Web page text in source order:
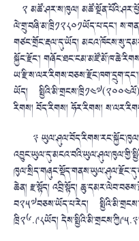
༢ མཚོ་ཤར་ས་ཁུལ།
ལེ་གྲུ་བཞི་མ་ཁྲི༡༢༨༠༡ཡོད་པ་དང་།
གཙང་གྲོང་རྡལ་དུ་ཡོད།
སྐྱོང་རྫོང་།
ཡོད།
རིགས། བོད་རིགས། ཧོར་རིགས།
༣ ཡུལ་ཤུལ་བོད་རིགས་རང་སྐྱོང་ཁུལ།
ཆེན། རྫ་སྟོད། འབྲི་སྟོད།
བ༢༥༧བཅས་ཡོད་པ་རེད།
ཁྲི༢༦.༩༨ཡོད།